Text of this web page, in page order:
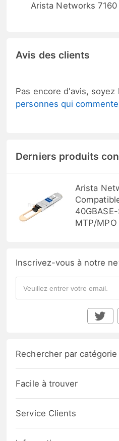
Arista Networks 7160
Avis des clients
Pas encore d'avis, soyez
personnes qui
Derniers produits
Arista
MTP/MPO
Inscrivez-vous à notre
Rechercher par catégorie
Facile à trouver
Service Clients